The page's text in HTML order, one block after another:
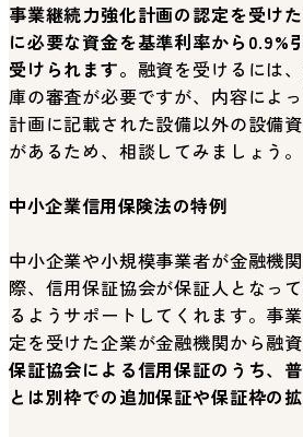
事業継続力強化計画の認定を受け
に必要な資金を基準利率から0.9%
受けられます。 融資を受けるには
庫の審査が必要ですが、内容によ
計画に記載された設備以外の設備
があるため、相談してみましょう。
中小企業信用保険法の特例
中小企業や小規模事業者が金融機
際、信用保証協会が保証人となっ
るようサポートしてくれます。事
定を受けた企業が金融機関から融資
保証協会による信用保証のうち、
とは別枠での追加保証や保証枠の